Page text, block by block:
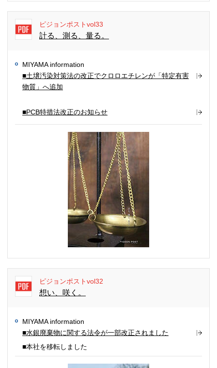
ピジョンポストvol33
計る、測る、量る。
MIYAMA information
■土壌汚染対策法の改正でクロロエチレンが「特定有害
物質」へ追加
■PCB特措法改正のお知らせ
ピジョンポストvol32
想い、咲く。
MIYAMA information
■水銀廃棄物に関する法令が一部改正されました
■本社を移転しました